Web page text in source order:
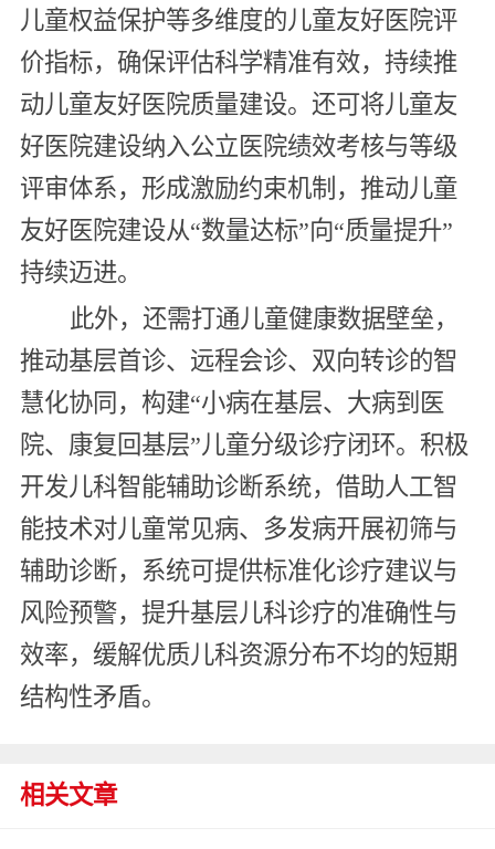
儿童权益保护等多维度的儿童友好医院评
价指标，确保评估科学精准有效，持续推
动儿童友好医院质量建设。还可将儿童友
好医院建设纳入公立医院绩效考核与等级
评审体系，形成激励约束机制，推动儿童
友好医院建设从“数量达标”向“质量提升”
持续迈进。
此外，还需打通儿童健康数据壁垒，
推动基层首诊、远程会诊、双向转诊的智
慧化协同，构建“小病在基层、大病到医
院、康复回基层”儿童分级诊疗闭环。积极
开发儿科智能辅助诊断系统，借助人工智
能技术对儿童常见病、多发病开展初筛与
辅助诊断，系统可提供标准化诊疗建议与
风险预警，提升基层儿科诊疗的准确性与
效率，缓解优质儿科资源分布不均的短期
结构性矛盾。
相关文章